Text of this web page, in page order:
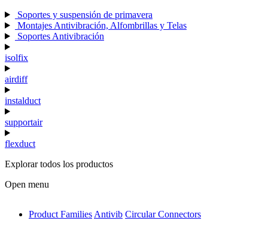
Soportes y suspensión de primavera
Montajes Antivibración, Alfombrillas y Telas
Soportes Antivibración
isolfix
airdiff
instalduct
supportair
flexduct
Explorar todos los productos
Open menu
antivib
Product Families Antivib Circular Connectors